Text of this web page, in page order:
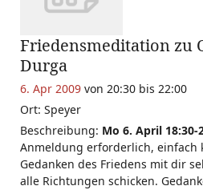
Friedensmeditation zu
Durga
6. Apr 2009 von 20:30 bis 22:00
Ort: Speyer
Beschreibung: Mo 6. April
Anmeldung erforderlich, einfach
Gedanken des Friedens mit dir
alle Richtungen schicken.